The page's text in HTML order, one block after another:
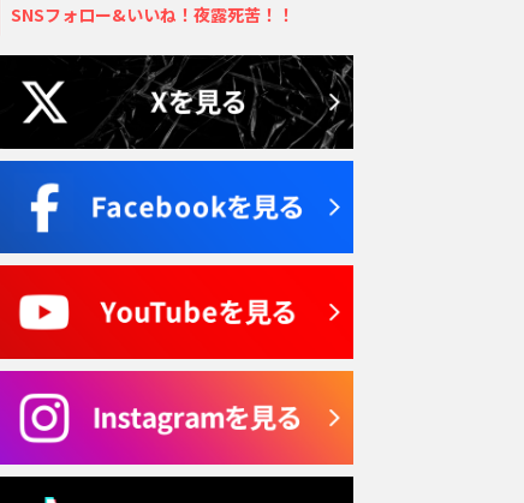
SNSフォロー&いいね！夜露死苦！！